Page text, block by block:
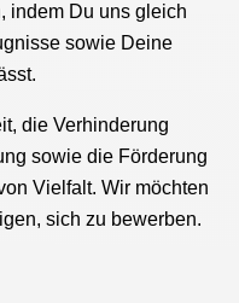
indem Du uns gleich
sowie Deine
die Verhinderung
sowie die Förderung
Vielfalt. Wir möchten
sich zu bewerben.